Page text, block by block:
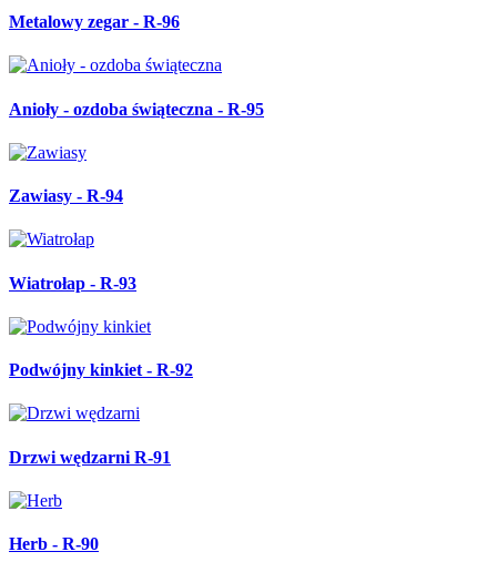
Metalowy zegar - R-96
Anioły - ozdoba świąteczna - R-95
Zawiasy - R-94
Wiatrołap - R-93
Podwójny kinkiet - R-92
Drzwi wędzarni R-91
Herb - R-90